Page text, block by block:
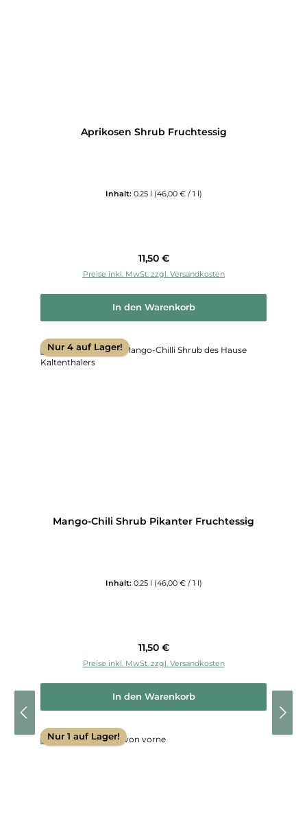
Aprikosen Shrub Fruchtessig
Inhalt: 0.25 l (46,00 € / 1 l)
Regulärer Preis:
11,50 €
Preise inkl. MwSt. zzgl. Versandkosten
In den Warenkorb
Nur 4 auf Lager!
Mango-Chili Shrub Pikanter Fruchtessig
Inhalt: 0.25 l (46,00 € / 1 l)
Regulärer Preis:
11,50 €
Preise inkl. MwSt. zzgl. Versandkosten
In den Warenkorb
Nur 1 auf Lager!